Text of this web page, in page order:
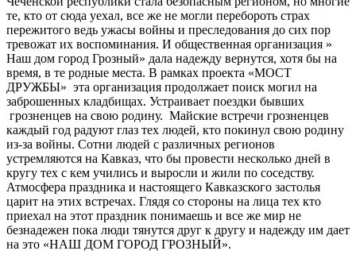
те, кто от сюда уехал, все же не могли перебороть страх
пережитого ведь ужасы войны и преследования до сих пор
тревожат их воспоминания. И общественная организация »
Наш дом город Грозный» дала надежду вернутся, хотя бы на
время, в те родные места. В рамках проекта «МОСТ
ДРУЖБЫ» эта организация продолжает поиск могил на
заброшенных кладбищах. Устраивает поездки бывших
грозненцев на свою родину. Майские встречи грозненцев
каждый год радуют глаз тех людей, кто покинул свою родину
из-за войны. Сотни людей с различных регионов
устремляются на Кавказ, что бы провести несколько дней в
кругу тех с кем учились и выросли и жили по соседству.
Атмосфера праздника и настоящего Кавказского застолья
царит на этих встречах. Глядя со стороны на лица тех кто
приехал на этот праздник понимаешь и все же мир не
безнадежен пока люди тянутся друг к другу и надежду им дает
на это «НАШ ДОМ ГОРОД ГРОЗНЫЙ».